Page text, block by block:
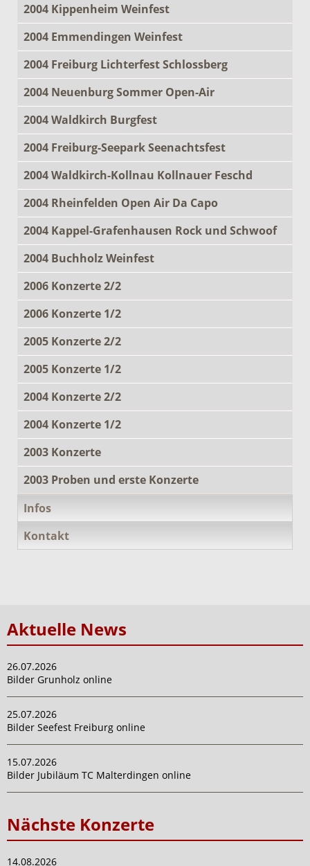
2004 Kippenheim Weinfest
2004 Emmendingen Weinfest
2004 Freiburg Lichterfest Schlossberg
2004 Neuenburg Sommer Open-Air
2004 Waldkirch Burgfest
2004 Freiburg-Seepark Seenachtsfest
2004 Waldkirch-Kollnau Kollnauer Feschd
2004 Rheinfelden Open Air Da Capo
2004 Kappel-Grafenhausen Rock und Schwoof
2004 Buchholz Weinfest
2006 Konzerte 2/2
2006 Konzerte 1/2
2005 Konzerte 2/2
2005 Konzerte 1/2
2004 Konzerte 2/2
2004 Konzerte 1/2
2003 Konzerte
2003 Proben und erste Konzerte
Infos
Kontakt
Aktuelle News
26.07.2026
Bilder Grunholz online
25.07.2026
Bilder Seefest Freiburg online
15.07.2026
Bilder Jubiläum TC Malterdingen online
Nächste Konzerte
14.08.2026